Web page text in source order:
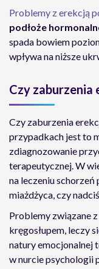
Problemy z erekcją
podłoże
spada bowiem
wpływa na niższe
Czy zaburzenia
Czy zaburzenia
przypadkach jest to
zdiagnozowanie
terapeutycznej. W
na leczeniu
miażdżyca, czy
Problemy związane
kręgosłupem, leczy
natury emocjonalnej
w nurcie psychologii